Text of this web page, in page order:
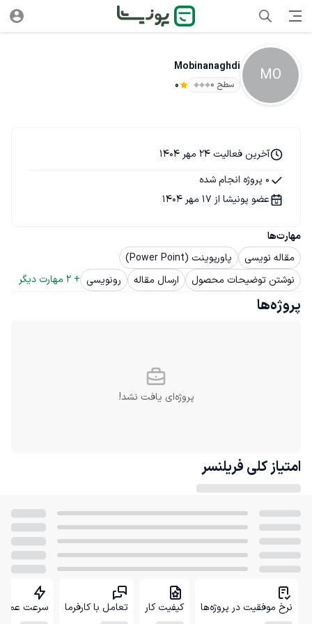
MO
Mobinanaghdi
سطح ۰ 0
مهارت‌ها
مقاله نویسی
پاورپوینت (Power Point)
نوشتن توضیحات محصول
ارسال مقاله رونویسی +
2 مهارت دیگر
آخرین فعالیت 24 مهر 1404
0 پروژه انجام شده
عضو پونیشا از 17 مهر 1404
پروژه‌ها
پروژه‌ای یافت نشد!
امتیاز کلی فریلنسر
نرخ موفقیت در پروژه‌ها کیفیت کار تعامل با کارفرما سرعت عمل